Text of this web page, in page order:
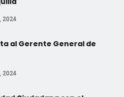
2024
al Gerente General de
2024